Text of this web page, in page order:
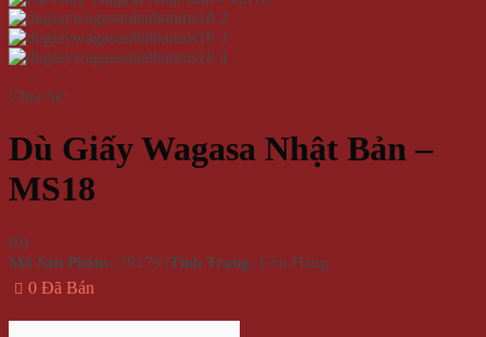
Chia Sẻ:
Dù Giấy Wagasa Nhật Bản –
MS18
(0)
Mã Sản Phẩm: 29179 |Tình Trạng: Còn Hàng
0 Đã Bán